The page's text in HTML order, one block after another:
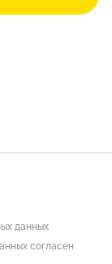
данных
согласен